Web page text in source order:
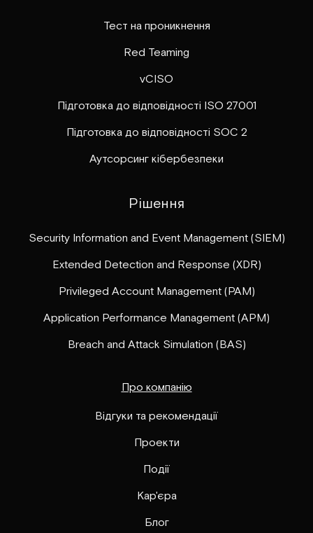
Тест на проникнення
Red Teaming
vCISO
Підготовка до відповідності ISO 27001
Підготовка до відповідності SOC 2
Аутсорсинг кібербезпеки
Рішення
Security Information and Event Management (SIEM)
Extended Detection and Response (XDR)
Privileged Account Management (PAM)
Application Performance Management (APM)
Breach and Attack Simulation (BAS)
Про компанію
Відгуки та рекомендації
Проекти
Події
Кар'єра
Блог